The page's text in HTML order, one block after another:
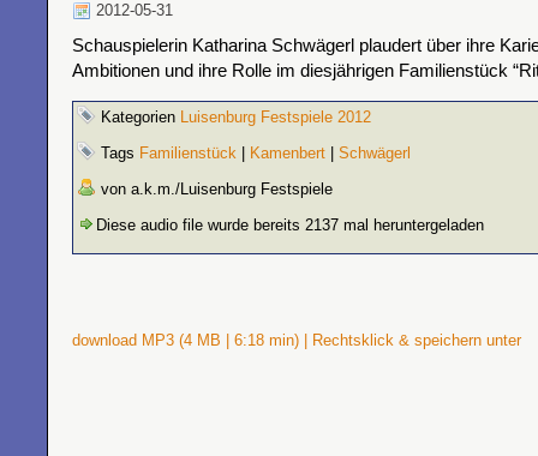
2012-05-31
Schauspielerin Katharina Schwägerl plaudert über ihre
Ambitionen und ihre Rolle im diesjährigen Familienstück
Kategorien Luisenburg Festspiele 2012
Tags Familienstück Kamenbert
Schwägerl
von a.k.m./Luisenburg Festspiele
Diese audio file wurde bereits 2137 mal heruntergeladen
download MP3 (4 MB | 6:18 min) | Rechtsklick & speichern unter